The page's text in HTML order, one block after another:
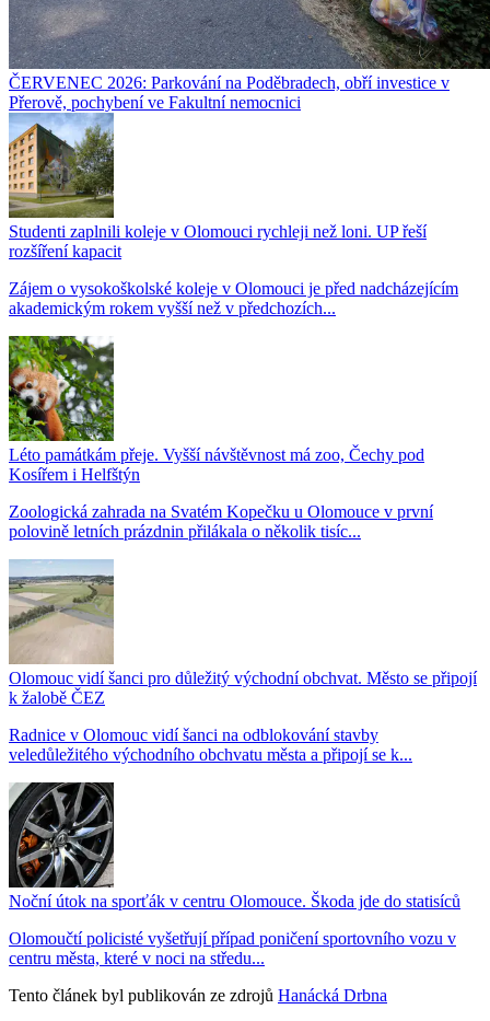
ČERVENEC 2026: Parkování na Poděbradech, obří investice v
Přerově, pochybení ve Fakultní nemocnici
Studenti zaplnili koleje v Olomouci rychleji než loni. UP řeší
rozšíření kapacit
Zájem o vysokoškolské koleje v Olomouci je před nadcházejícím
akademickým rokem vyšší než v předchozích...
Léto památkám přeje. Vyšší návštěvnost má zoo, Čechy pod
Kosířem i Helfštýn
Zoologická zahrada na Svatém Kopečku u Olomouce v první
polovině letních prázdnin přilákala o několik tisíc...
Olomouc vidí šanci pro důležitý východní obchvat. Město se připojí
k žalobě ČEZ
Radnice v Olomouc vidí šanci na odblokování stavby
veledůležitého východního obchvatu města a připojí se k...
Noční útok na sporťák v centru Olomouce. Škoda jde do statisíců
Olomoučtí policisté vyšetřují případ poničení sportovního vozu v
centru města, které v noci na středu...
Tento článek byl publikován ze zdrojů Hanácká Drbna